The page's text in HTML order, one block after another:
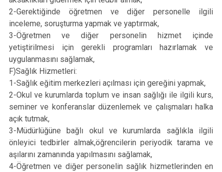
2-Gerektiğinde öğretmen ve diğer personelle ilgili
inceleme, soruşturma yapmak ve yaptırmak,
3-Öğretmen ve diğer personelin hizmet içinde
yetiştirilmesi için gerekli programları hazırlamak ve
uygulanmasını sağlamak,
F)Sağlık Hizmetleri:
1-Sağlık eğitim merkezleri açılması için gereğini yapmak,
2-Okul ve kurumlarda toplum ve insan sağlığı ile ilgili kurs,
seminer ve konferanslar düzenlemek ve çalışmaları halka
açık tutmak,
3-Müdürlüğüne bağlı okul ve kurumlarda sağlıkla ilgili
önleyici tedbirler almak,öğrencilerin periyodik tarama ve
aşılarını zamanında yapılmasını sağlamak,
4-Öğretmen ve diğer personelin sağlık hizmetlerinden en